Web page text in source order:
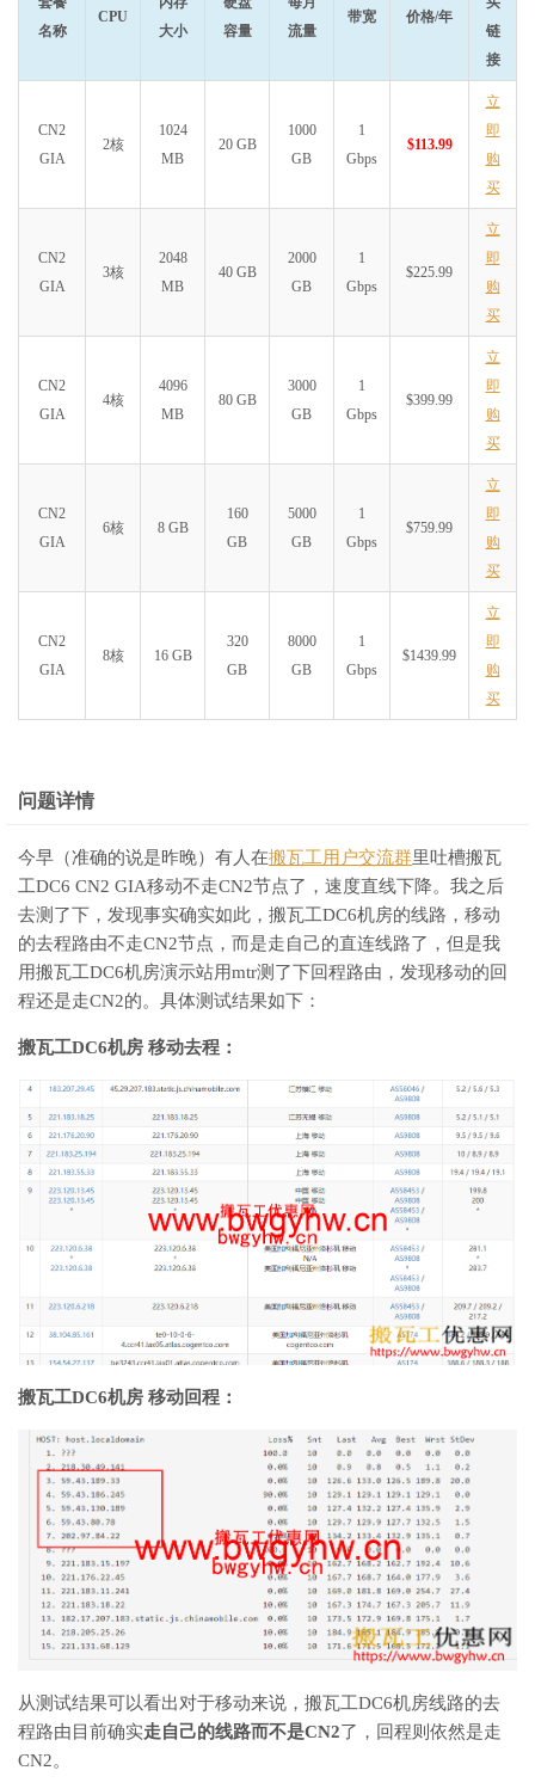
名称
CPU
大小
容量
流量
带宽 价格/年
链
接
CN2
GIA
2核
1024
MB
20 GB
1000
GB
1
Gbps
$113.99
立
即
购
买
CN2
GIA
3核
2048
MB
40 GB
2000
GB
1
Gbps
$225.99
立
即
购
买
CN2
GIA
4核
4096
MB
80 GB
3000
GB
1
Gbps
$399.99
立
即
购
买
CN2
GIA
6核 8 GB
160
GB
5000
GB
1
Gbps
$759.99
立
即
购
买
CN2
GIA
8核 16 GB
320
GB
8000
GB
1
Gbps
$1439.99
立
即
购
买
问题详情
今早（准确的说是昨晚）有人在搬瓦工用户交流群里吐槽搬瓦
工DC6 CN2 GIA移动不走CN2节点了，速度直线下降。我之后
去测了下，发现事实确实如此，搬瓦工DC6机房的线路，移动
的去程路由不走CN2节点，而是走自己的直连线路了，但是我
用搬瓦工DC6机房演示站用mtr测了下回程路由，发现移动的回
程还是走CN2的。具体测试结果如下：
搬瓦工DC6机房 移动去程：
搬瓦工DC6机房 移动回程：
从测试结果可以看出对于移动来说，搬瓦工DC6机房线路的去
程路由目前确实走自己的线路而不是CN2了，回程则依然是走
CN2。